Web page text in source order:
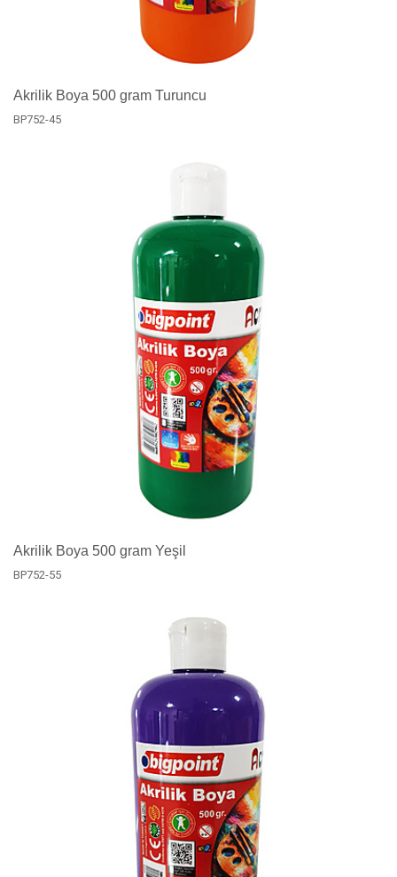
Akrilik Boya 500 gram Turuncu
BP752-45
Akrilik Boya 500 gram Yeşil
BP752-55